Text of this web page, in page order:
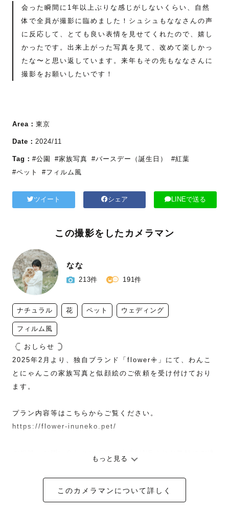
会った瞬間に1年以上ぶりな感じがしないくらい、自然
体で全員が撮影に臨めました！シュシュもななさんの声
に反応して、とても良い表情を見せてくれたので、嬉し
かったです。出来上がった写真を見て、改めて楽しかっ
たな〜と思い返しています。来年もその先もななさんに
撮影をお願いしたいです！
Area： 東京
Date： 2024/11
Tag： #公園 #家族写真 #バースデー（誕生日）
#紅葉
#ペット
#フィルム風
ツイート シェア LINEで送る
この撮影をしたカメラマン
なな
213件 191件
ナチュラル 花 ペット ウェディング
フィルム風
2025年2月より、独自ブランド「flower‪𖧷」にて、わんこ
とにゃんこの家族写真と似顔絵のご依頼を受け付けており
ます。
プラン内容等はこちらからご覧ください。
https://flower-inuneko.pet/
もっと見る
このカメラマンについて詳しく